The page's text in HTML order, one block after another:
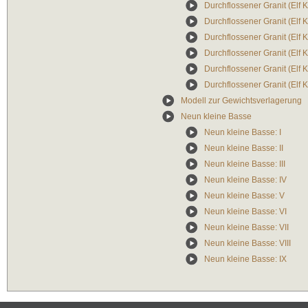
Durchflossener Granit (Elf
Durchflossener Granit (Elf
Durchflossener Granit (Elf
Durchflossener Granit (Elf
Durchflossener Granit (Elf
Durchflossener Granit (Elf
Modell zur Gewichtsverlagerung
Neun kleine Basse
Neun kleine Basse: I
Neun kleine Basse: II
Neun kleine Basse: III
Neun kleine Basse: IV
Neun kleine Basse: V
Neun kleine Basse: VI
Neun kleine Basse: VII
Neun kleine Basse: VIII
Neun kleine Basse: IX